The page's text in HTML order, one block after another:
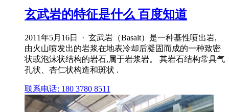
玄武岩的特征是什么 百度知道
2011年5月16日 · 玄武岩（Basalt）是一种基性喷出岩,
由火山喷发出的岩浆在地表冷却后凝固而成的一种致密
状或泡沫状结构的岩石,属于岩浆岩。 其岩石结构常具气
孔状、杏仁状构造和斑状 .
联系电话: 180 3780 8511